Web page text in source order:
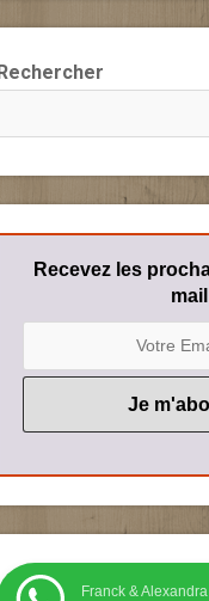
Recevez les
mail
Franck & Alexandra